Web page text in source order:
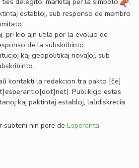
establoj, sub responso de membro
pri kio ajn utila por la evoluo de
de la subskribinto.
kaj geopolitikaj novaĵoj, sub
kontakti la redakcion tra pakto [ĉe]
. Publikigo estas
kaj paktintaj establoj, laŭdiskrecia
subteni nin pere de Esperanta